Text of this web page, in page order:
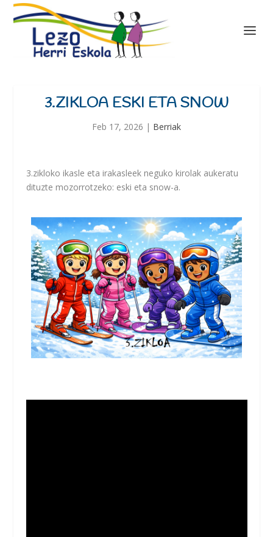
3.ZIKLOA ESKI ETA SNOW
Feb 17, 2026 | Berriak
3.zikloko ikasle eta irakasleek neguko kirolak aukeratu
dituzte mozorrotzeko: eski eta snow-a.